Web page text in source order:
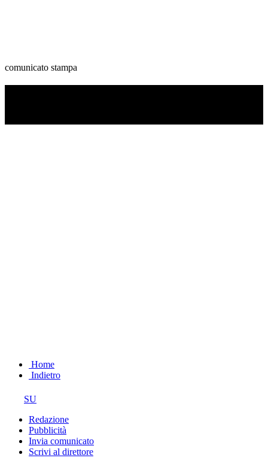
comunicato stampa
Home
Indietro
SU
Redazione
Pubblicità
Invia comunicato
Scrivi al direttore